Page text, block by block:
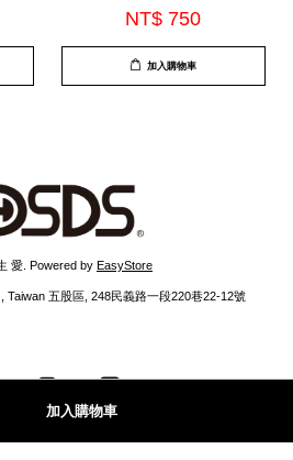
加入購物車
NT$ 750
加入購物車
愛. Powered by EasyStore
Taiwan 五股區, 248民義路一段220巷22-12號
Facebook Instagram Line